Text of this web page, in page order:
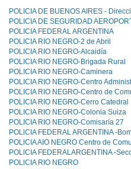
POLICIA DE BUENOS AIRES -
POLICIA DE SEGURIDAD
POLICIA FEDERAL ARGENTINA
POLICIA RIO NEGRO-2 de Abril
POLICIA RIO NEGRO-Alcaidía
POLICIA RIO NEGRO-Brigada Rural
POLICIA RIO NEGRO-Caminera
POLICIA RIO NEGRO-Centro
POLICIA RIO NEGRO-Centro de
POLICIA RIO NEGRO-Cerro Catedral
POLICIA RIO NEGRO-Colonia Suiza
POLICIA RIO NEGRO-Comisaría 27
POLlCIA FEDERAL ARGENTINA -
POLlCIA AIO NEGRO Centro de
POLlCIA FEDERALARGENTINA -
POLlCIA RIO NEGRO